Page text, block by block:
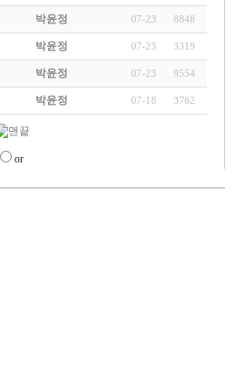
박윤정 07-23 8848
박윤정 07-23 3319
박윤정 07-23 9554
박윤정 07-18 3762
or